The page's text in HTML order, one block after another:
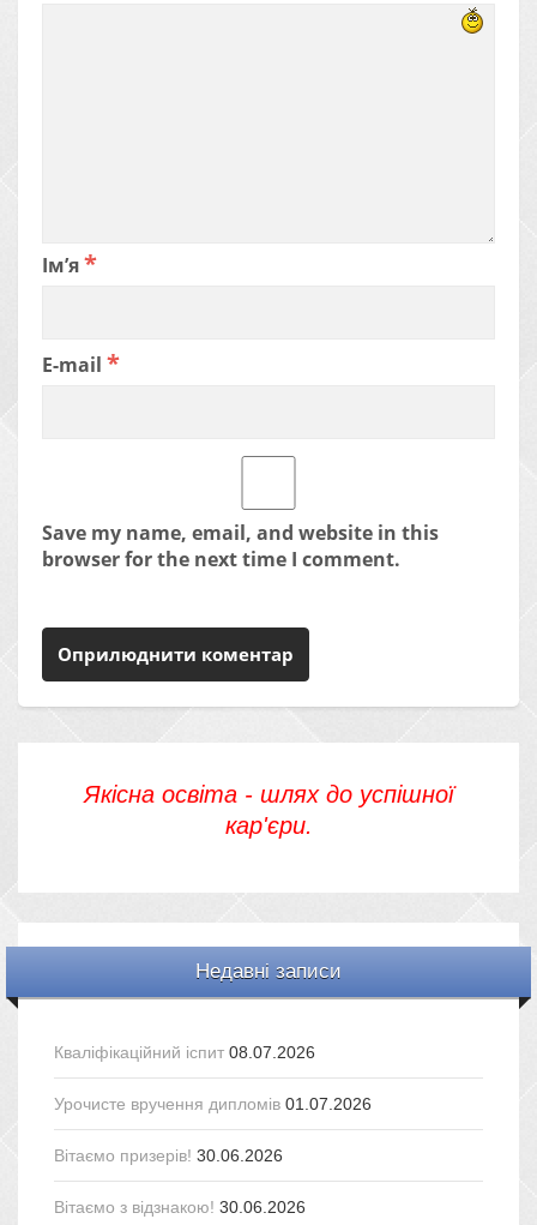
Ім’я*
E-mail *
Save my name, email, and website in this
browser for the next time I comment.
Якісна освіта - шлях до успішної
кар'єри.
Недавні записи
Кваліфікаційний іспит 08.07.2026
Урочисте вручення дипломів 01.07.2026
Вітаємо призерів! 30.06.2026
Вітаємо з відзнакою! 30.06.2026